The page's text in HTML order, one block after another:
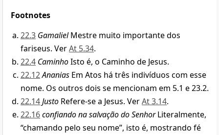
Footnotes
22.3 GamalielMestre muito importante dos
fariseus. VerAt 5.34.
22.4 CaminhoIsto é, o Caminho de Jesus.
22.12Ananias Em Atos há três indivíduos com esse
nome. Os outros dois se mencionam em 5.1 e 23.2.
22.14Justo Refere-se a Jesus. VerAt 3.14.
22.16confiando na salvação do SenhorLiteralmente,
“chamando pelo seu nome”, isto é, mostrando fé